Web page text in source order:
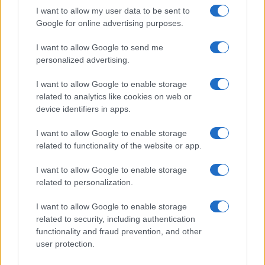
I want to allow my user data to be sent to
Google for online advertising purposes.
I want to allow Google to send me
personalized advertising.
I want to allow Google to enable storage
related to analytics like cookies on web or
device identifiers in apps.
I want to allow Google to enable storage
related to functionality of the website or app.
I want to allow Google to enable storage
related to personalization.
I want to allow Google to enable storage
related to security, including authentication
functionality and fraud prevention, and other
user protection.
per aiutarlo a completare la tesi di laurea.
Secondo questa nuova consulenza, che una certa
parte dell’informazione ha avvalorato con il
crisma della certezza assoluta, la vittima avrebbe
aperto tale cartella, definita “Militare”, per ben 15
secondi, per poi concentrarsi su altri contenuti,
tra cui le foto della sua ultima vacanza in
Inghilterra insieme al suo fidanzato.
Eppure, anche in questo caso galeotta sembra
essere, sempre secondo gli inquisitori della parte
civile, una foto in particolare, dove si vede una
ragazza di spalle che indossa un tanga abbastanza